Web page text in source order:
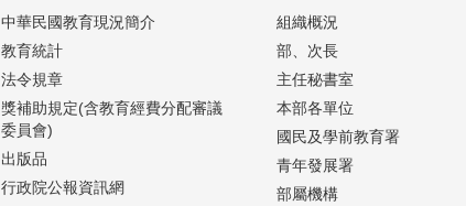
中華民國教育現況簡介
教育統計
法令規章
獎補助規定(含教育經費分配審議
委員會)
出版品
行政院公報資訊網
組織概況
部、次長
主任秘書室
本部各單位
國民及學前教育署
青年發展署
部屬機構